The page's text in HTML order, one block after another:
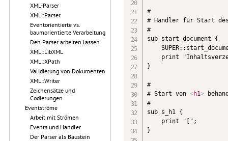
XML-Parser
XML::Parser
Eventorientierte vs.
baumorientierte Verarbeitung
Den Parser arbeiten lassen
XML::LibXML
XML::XPath
Validierung von Dokumenten
XML::Writer
Zeichensätze und
Codierungen
Eventströme
Arbeit mit Strömen
Events und Handler
Der Parser als Baustein
#
# Handler für Start des
#
sub start_document {
print
}
#
# Start von <h1>
#
sub s_h1 {
    print "[";
}